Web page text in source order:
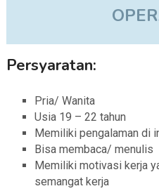
Persyaratan:
Pria/ Wanita
Usia 19 – 22 tahun
Memiliki pengalaman di
Bisa membaca/ menulis
Memiliki motivasi kerja
semangat kerja